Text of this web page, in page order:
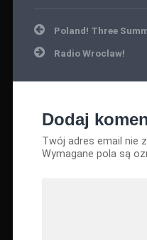
Nawigacja
wpisu
Poland! Three
Radio Wroclaw!
Dodaj
Twój adres email nie
Wymagane pola są